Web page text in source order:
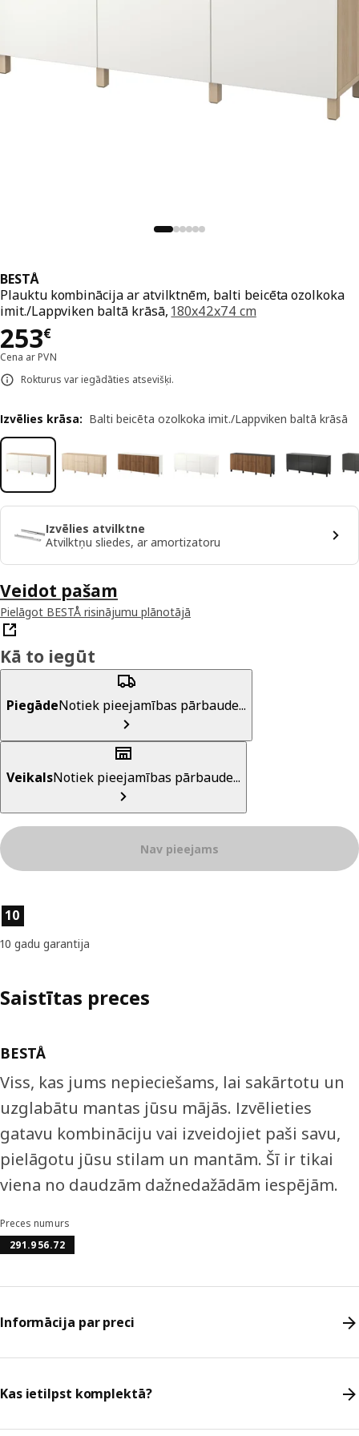
BESTÅ
Plauktu kombinācija ar atvilktnēm, balti beicēta ozolkoka
imit./Lappviken baltā krāsā, 180x42x74 cm
253€
Cena 253€
Cena ar PVN
Rokturus var iegādāties atsevišķi.
Izvēlies krāsa: Balti beicēta ozolkoka imit./Lappviken baltā krāsā
Izvēlies atvilktne
Atvilktņu sliedes, ar amortizatoru
Veidot pašam
Pielāgot BESTÅ risinājumu plānotājā
Kā to iegūt
PiegādeNotiek pieejamības pārbaude...
VeikalsNotiek pieejamības pārbaude...
Nav pieejams
Preces īpašības
10
10 gadu garantija
Saistītas preces
BESTÅ
Viss, kas jums nepieciešams, lai sakārtotu un
uzglabātu mantas jūsu mājās. Izvēlieties
gatavu kombināciju vai izveidojiet paši savu,
pielāgotu jūsu stilam un mantām. Šī ir tikai
viena no daudzām dažnedažādām iespējām.
Preces numurs
291.956.72
Informācija par preci
Kas ietilpst komplektā?